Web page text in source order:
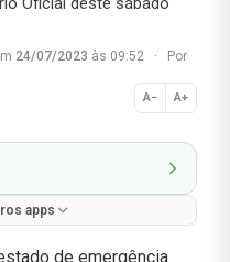
24/07/2023 às 09:52 ·
Por
A− A+
Normal
apps
de emergência